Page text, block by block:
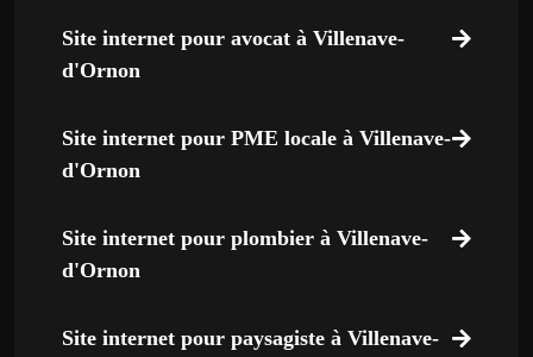
Site internet pour avocat à Villenave-
d'Ornon
Site internet pour PME locale à Villenave-
d'Ornon
Site internet pour plombier à Villenave-
d'Ornon
Site internet pour paysagiste à Villenave-